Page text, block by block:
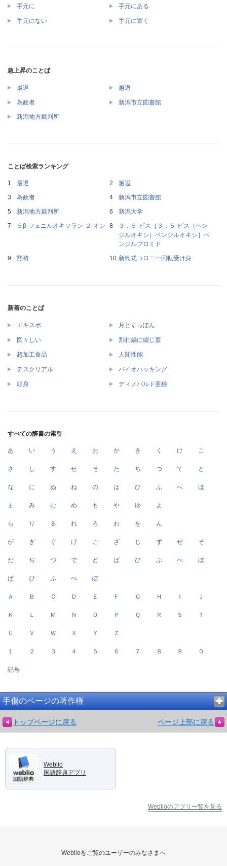
手元に 手元にある
手元にない 手元に置く
急上昇のことば
最遅 邂逅
為政者 新潟市立図書館
新潟地方裁判所
ことば検索ランキング
最遅
邂逅
為政者
新潟市立図書館
新潟地方裁判所
新潟大学
５β‐フェニルオキソラン‐２‐オン
３，５‐ビス［３，５‐ビス（ベン
ジルオキシ）ベンジルオキシ］ベ
ンジルブロミド
黙祷
新島式コロニー回転受け身
新着のことば
エキスポ 月とすっぽん
図々しい 割れ鍋に綴じ蓋
超加工食品 人間性能
テスクリアル バイオハッキング
頭身 ディノバルド亜種
すべての辞書の索引
あ い う え お か き く け こ
さ し す せ そ た ち つ て と
な に ぬ ね の は ひ ふ へ ほ
ま み む め も や ゆ よ
ら り る れ ろ わ を ん
が ぎ ぐ げ ご ざ じ ず ぜ ぞ
だ ぢ づ で ど ば び ぶ べ ぼ
ぱ ぴ ぷ ぺ ぽ
Ａ Ｂ Ｃ Ｄ Ｅ Ｆ Ｇ Ｈ Ｉ Ｊ
Ｋ Ｌ Ｍ Ｎ Ｏ Ｐ Ｑ Ｒ Ｓ Ｔ
Ｕ Ｖ Ｗ Ｘ Ｙ Ｚ
１ ２ ３ ４ ５ ６ ７ ８ ９ ０
記号
手傷のページの著作権
トップページに戻る ページ上部に戻る
Weblio
国語辞典アプリ
Weblioのアプリ一覧を見る
Weblioをご覧のユーザーのみなさまへ